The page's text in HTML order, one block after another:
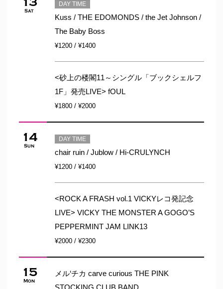
Sat
DAY TIME
Kuss / THE EDOMONDS / the Jet Johnson /
The Baby Boss
¥1200 / ¥1400
<砂上の楼閣11～シングル「ブックシェルフ
1F」発売LIVE> fOUL
¥1800 / ¥2000
14
Sun
DAY TIME
chair ruin / Jublow / Hi-CRULYNCH
¥1200 / ¥1400
<ROCK A FRASH vol.1 VICKYレコ発記念
LIVE> VICKY THE MONSTER A GOGO’S
PEPPERMINT JAM LINK13
¥2000 / ¥2300
15
Mon
メル‘チカ carve curious THE PINK
STOCKING CLUB BAND